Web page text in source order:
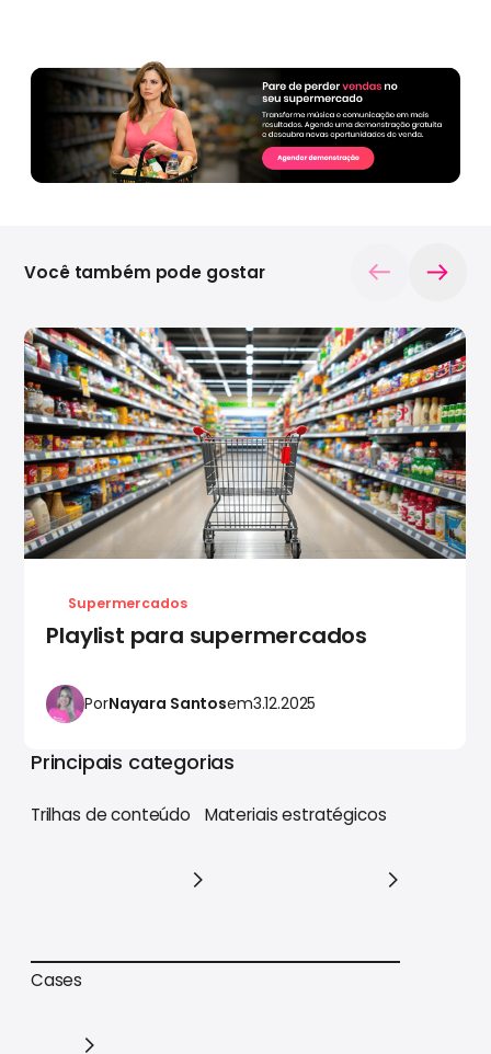
Supermercados
Playlist para supermercados
PorNayara Santosem3.12.2025
Você também pode gostar
Principais categorias
Trilhas de conteúdo
Trilhas de conteúdo
Materiais estratégicos
Cases